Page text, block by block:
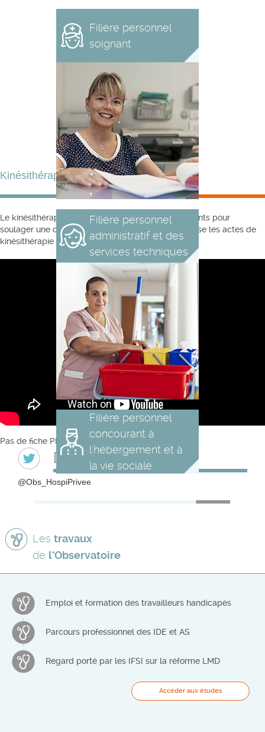
Filière personnel
soignant
Filière personnel
administratif et des
services techniques
Filière personnel
concourant à
l'hébergement et à
la vie sociale
Kinésithérapeute
Le kinésithérapeute manipule le corps de ses patients pour
soulager une douleur ou pour les rééduquer. Il réalise les actes de
kinésithérapie à partir d’une prescription médicale.
Pas de fiche PDF disponible pour le moment
Derniers tweets
@Obs_HospiPrivee
Les travaux
de l’Observatoire
Emploi et formation des travailleurs handicapés
Parcours professionnel des IDE et AS
Regard porté par les IFSI sur la réforme LMD
Accéder aux études